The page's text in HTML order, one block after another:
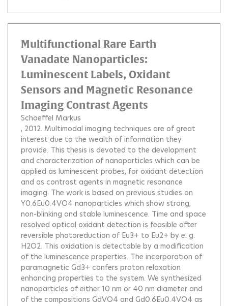
Multifunctional Rare Earth
Vanadate Nanoparticles:
Luminescent Labels, Oxidant
Sensors and Magnetic Resonance
Imaging Contrast Agents
Schoeffel Markus
, 2012. Multimodal imaging techniques are of great
interest due to the wealth of information they
provide. This thesis is devoted to the development
and characterization of nanoparticles which can be
applied as luminescent probes, for oxidant detection
and as contrast agents in magnetic resonance
imaging. The work is based on previous studies on
Y0.6Eu0.4VO4 nanoparticles which show strong,
non-blinking and stable luminescence. Time and space
resolved optical oxidant detection is feasible after
reversible photoreduction of Eu3+ to Eu2+ by e. g.
H2O2. This oxidation is detectable by a modification
of the luminescence properties. The incorporation of
paramagnetic Gd3+ confers proton relaxation
enhancing properties to the system. We synthesized
nanoparticles of either 10 nm or 40 nm diameter and
of the compositions GdVO4 and Gd0.6Eu0.4VO4 as